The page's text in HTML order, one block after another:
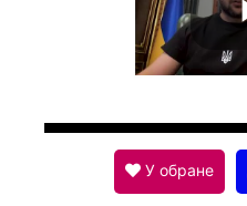
У обране